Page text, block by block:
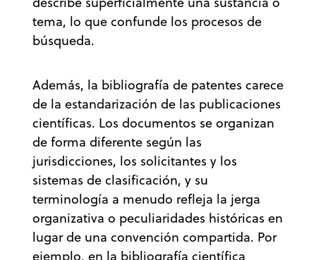
tema, lo que confunde los procesos de
búsqueda.
Además, la bibliografía de patentes carece
de la estandarización de las publicaciones
científicas. Los documentos se organizan
de forma diferente según las
jurisdicciones, los solicitantes y los
sistemas de clasificación, y su
terminología a menudo refleja la jerga
organizativa o peculiaridades históricas en
lugar de una convención compartida. Por
ejemplo, en la bibliografía científica